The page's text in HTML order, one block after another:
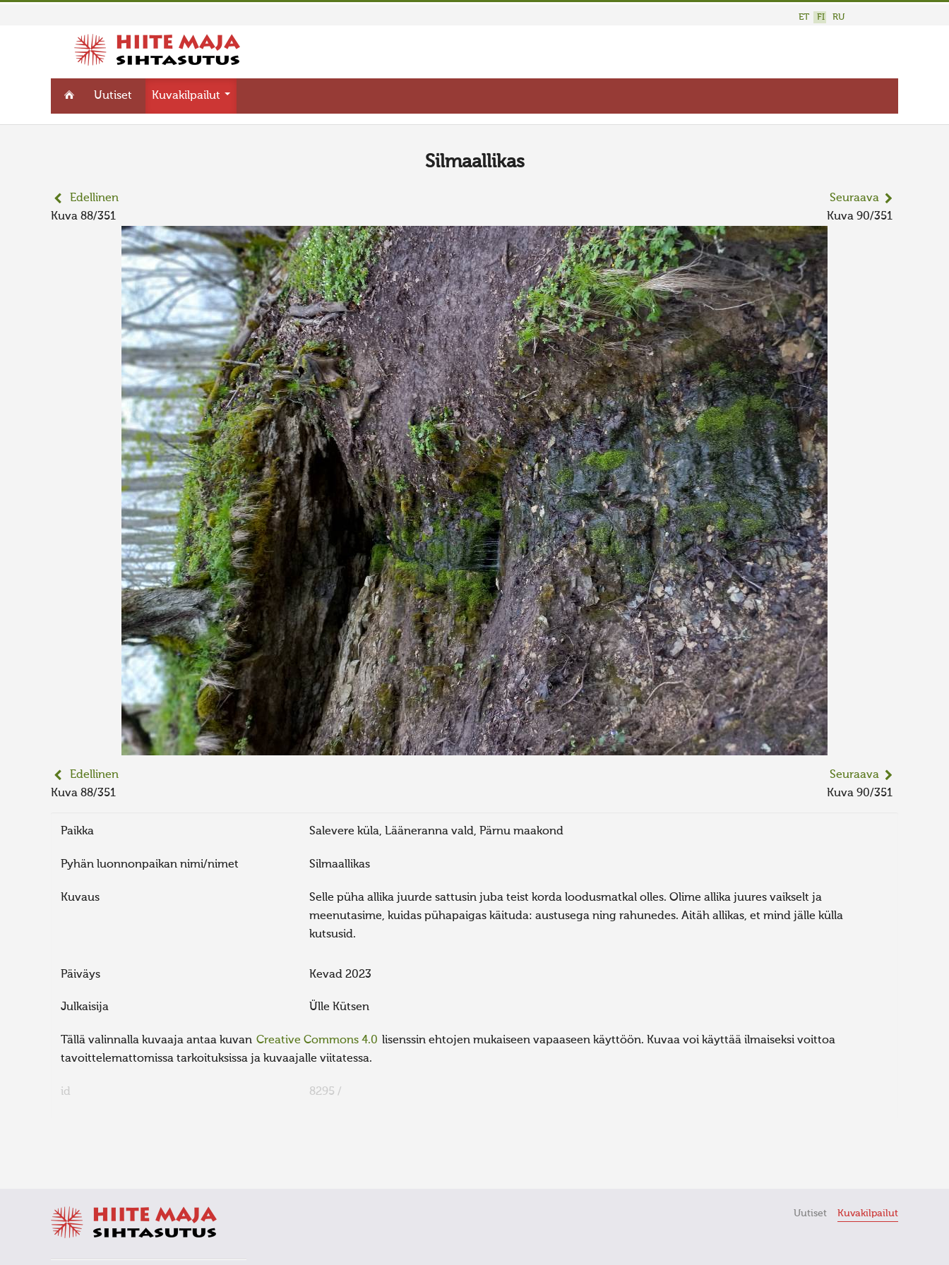
ET FI RU
Uutiset Kuvakilpailut
Silmaallikas
Edellinen
Kuva 88/351
Seuraava
Kuva 90/351
Edellinen
Kuva 88/351
Seuraava
Kuva 90/351
Paikka Salevere küla, Lääneranna vald, Pärnu maakond
Pyhän luonnonpaikan nimi/nimet Silmaallikas
Kuvaus
Selle püha allika juurde sattusin juba teist korda loodusmatkal olles. Olime allika juures vaikselt ja
meenutasime, kuidas pühapaigas käituda: austusega ning rahunedes. Aitäh allikas, et mind jälle külla
kutsusid.
Päiväys Kevad 2023
Julkaisija Ülle Kütsen
Tällä valinnalla kuvaaja antaa kuvan Creative Commons 4.0 lisenssin ehtojen mukaiseen vapaaseen käyttöön. Kuvaa voi käyttää ilmaiseksi voittoa
tavoittelemattomissa tarkoituksissa ja kuvaajalle viitatessa.
id 8295 /
Uutiset Kuvakilpailut